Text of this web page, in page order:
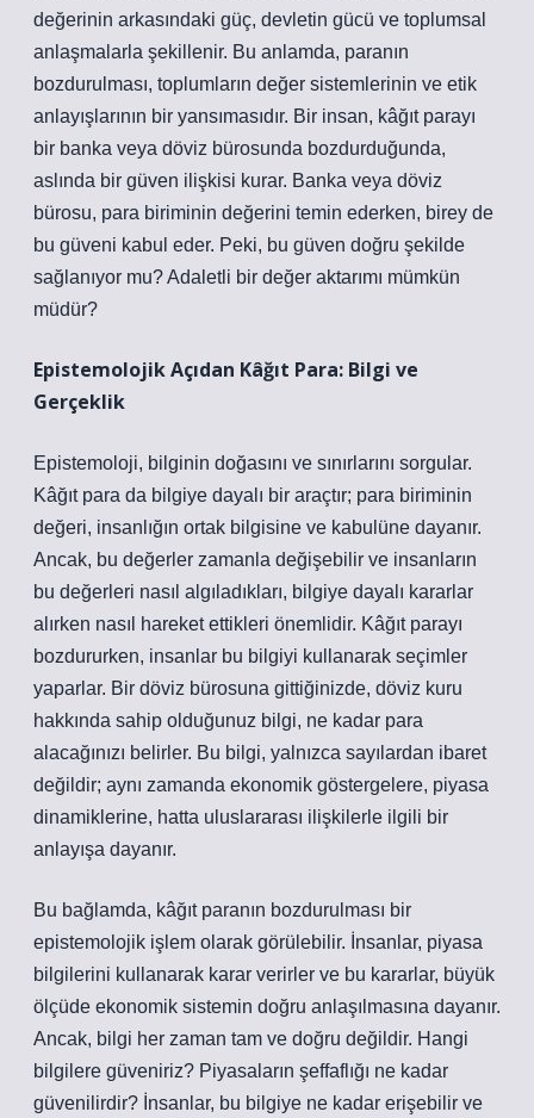
değerinin arkasındaki güç, devletin gücü ve toplumsal
anlaşmalarla şekillenir. Bu anlamda, paranın
bozdurulması, toplumların değer sistemlerinin ve etik
anlayışlarının bir yansımasıdır. Bir insan, kâğıt parayı
bir banka veya döviz bürosunda bozdurduğunda,
aslında bir güven ilişkisi kurar. Banka veya döviz
bürosu, para biriminin değerini temin ederken, birey de
bu güveni kabul eder. Peki, bu güven doğru şekilde
sağlanıyor mu? Adaletli bir değer aktarımı mümkün
müdür?
Epistemolojik Açıdan Kâğıt Para: Bilgi ve
Gerçeklik
Epistemoloji, bilginin doğasını ve sınırlarını sorgular.
Kâğıt para da bilgiye dayalı bir araçtır; para biriminin
değeri, insanlığın ortak bilgisine ve kabulüne dayanır.
Ancak, bu değerler zamanla değişebilir ve insanların
bu değerleri nasıl algıladıkları, bilgiye dayalı kararlar
alırken nasıl hareket ettikleri önemlidir. Kâğıt parayı
bozdururken, insanlar bu bilgiyi kullanarak seçimler
yaparlar. Bir döviz bürosuna gittiğinizde, döviz kuru
hakkında sahip olduğunuz bilgi, ne kadar para
alacağınızı belirler. Bu bilgi, yalnızca sayılardan ibaret
değildir; aynı zamanda ekonomik göstergelere, piyasa
dinamiklerine, hatta uluslararası ilişkilerle ilgili bir
anlayışa dayanır.
Bu bağlamda, kâğıt paranın bozdurulması bir
epistemolojik işlem olarak görülebilir. İnsanlar, piyasa
bilgilerini kullanarak karar verirler ve bu kararlar, büyük
ölçüde ekonomik sistemin doğru anlaşılmasına dayanır.
Ancak, bilgi her zaman tam ve doğru değildir. Hangi
bilgilere güveniriz? Piyasaların şeffaflığı ne kadar
güvenilirdir? İnsanlar, bu bilgiye ne kadar erişebilir ve